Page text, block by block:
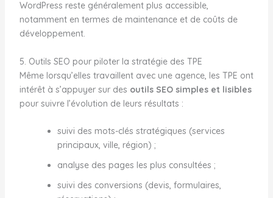
WordPress reste généralement plus accessible,
notamment en termes de maintenance et de coûts de
développement.
5. Outils SEO pour piloter la stratégie des TPE
Même lorsqu’elles travaillent avec une agence, les TPE ont
intérêt à s’appuyer sur des outils SEO simples et lisibles
pour suivre l’évolution de leurs résultats :
suivi des mots-clés stratégiques (services
principaux, ville, région) ;
analyse des pages les plus consultées ;
suivi des conversions (devis, formulaires,